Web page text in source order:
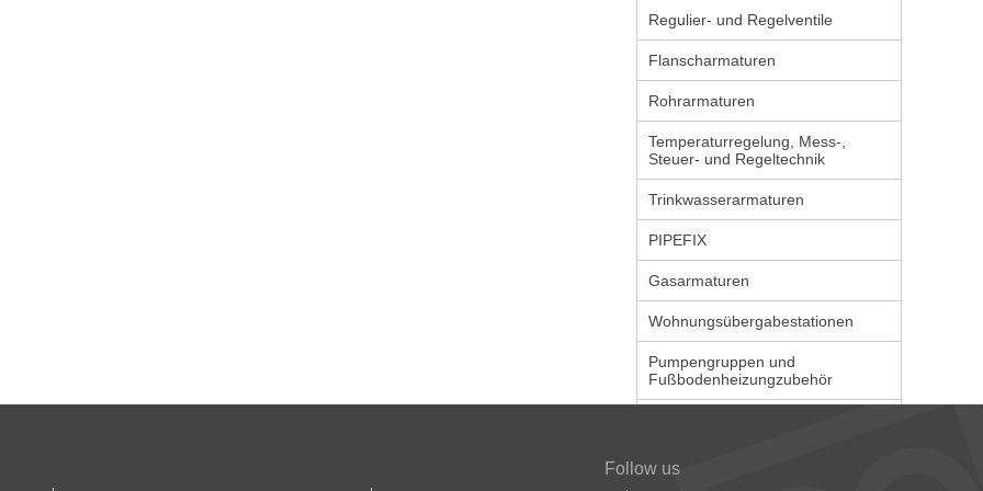
Regulier- und Regelventile
Flanscharmaturen
Rohrarmaturen
Temperaturregelung, Mess-,
Steuer- und Regeltechnik
Trinkwasserarmaturen
PIPEFIX
Gasarmaturen
Wohnungsübergabestationen
Pumpengruppen und
Fußbodenheizungzubehör
Follow us